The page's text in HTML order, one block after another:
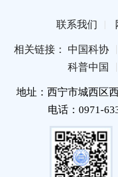
联系我们
相关链接： 中国科协
科普中国
地址：西宁市城西区
电话：0971-